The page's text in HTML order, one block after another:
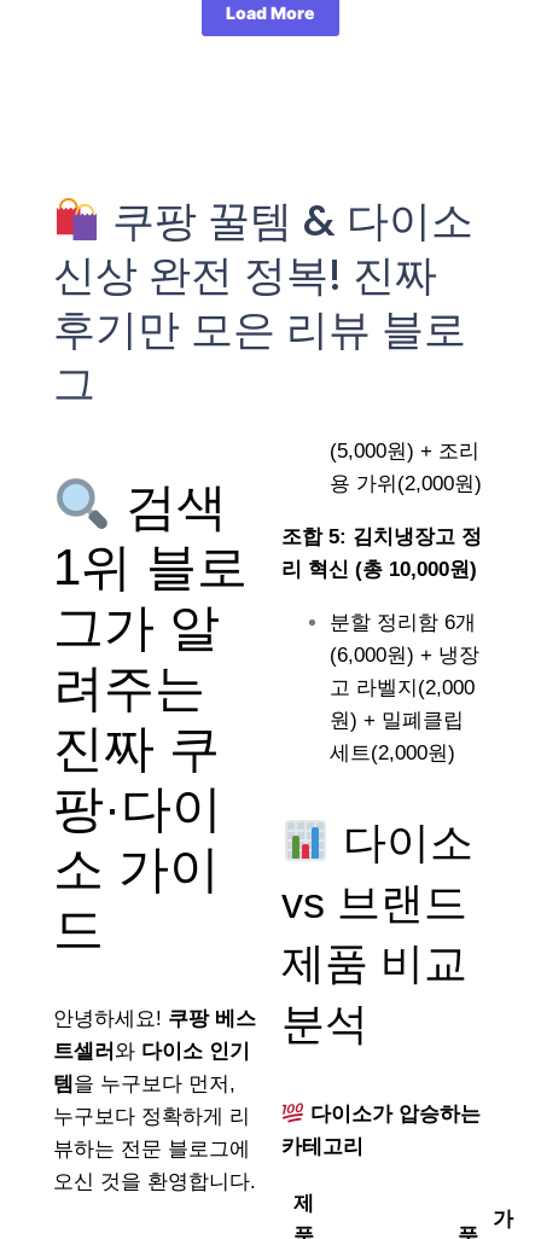
Load More
쿠팡 꿀템 & 다이소
신상 완전 정복! 진짜
후기만 모은 리뷰 블로
그
검색
1위 블로
그가 알
려주는
진짜 쿠
팡·다이
소 가이
드
안녕하세요! 쿠팡 베스
트셀러 와 다이소 인기
템 을 누구보다 먼저,
누구보다 정확하게 리
뷰하는 전문 블로그에
오신 것을 환영합니다.
(5,000원) + 조리
용 가위(2,000원)
조합 5: 김치냉장고 정
리 혁신 (총 10,000원)
분할 정리함 6개
(6,000원) + 냉장
고 라벨지(2,000
원) + 밀폐클립
세트(2,000원)
다이소
vs 브랜드
제품 비교
분석
다이소가 압승하는
카테고리
제
가